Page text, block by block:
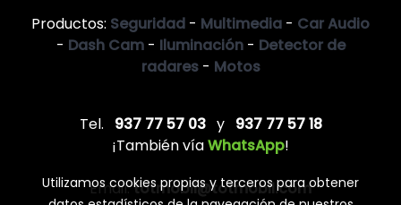
Productos: Seguridad - Multimedia - Car Audio
- Dash Cam- Iluminación- Detector de
radares- Motos
Tel. 937 77 57 03 y 937 77 57 18
¡También víaWhatsApp!
Email:totmobil@totmobil.com
Utilizamos cookies propias y terceros para obtener